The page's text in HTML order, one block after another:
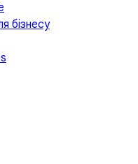
бізнесу